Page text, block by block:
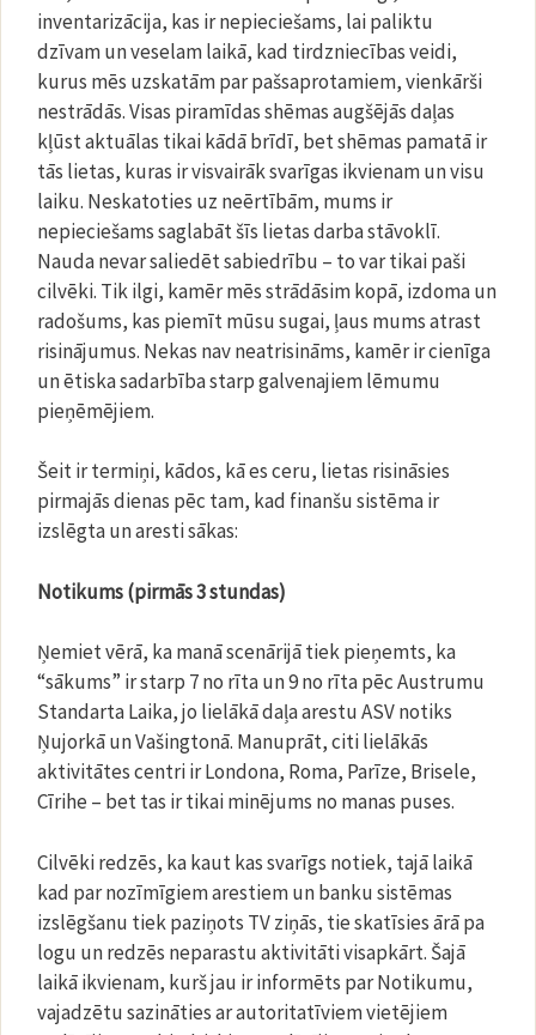
inventarizācija, kas ir nepieciešams, lai paliktu
dzīvam un veselam laikā, kad tirdzniecības veidi,
kurus mēs uzskatām par pašsaprotamiem, vienkārši
nestrādās. Visas piramīdas shēmas augšējās daļas
kļūst aktuālas tikai kādā brīdī, bet shēmas pamatā ir
tās lietas, kuras ir visvairāk svarīgas ikvienam un visu
laiku. Neskatoties uz neērtībām, mums ir
nepieciešams saglabāt šīs lietas darba stāvoklī.
Nauda nevar saliedēt sabiedrību – to var tikai paši
cilvēki. Tik ilgi, kamēr mēs strādāsim kopā, izdoma un
radošums, kas piemīt mūsu sugai, ļaus mums atrast
risinājumus. Nekas nav neatrisināms, kamēr ir cienīga
un ētiska sadarbība starp galvenajiem lēmumu
pieņēmējiem.
Šeit ir termiņi, kādos, kā es ceru, lietas risināsies
pirmajās dienas pēc tam, kad finanšu sistēma ir
izslēgta un aresti sākas:
Notikums (pirmās 3 stundas)
Ņemiet vērā, ka manā scenārijā tiek pieņemts, ka
“sākums” ir starp 7 no rīta un 9 no rīta pēc Austrumu
Standarta Laika, jo lielākā daļa arestu ASV notiks
Ņujorkā un Vašingtonā. Manuprāt, citi lielākās
aktivitātes centri ir Londona, Roma, Parīze, Brisele,
Cīrihe – bet tas ir tikai minējums no manas puses.
Cilvēki redzēs, ka kaut kas svarīgs notiek, tajā laikā
kad par nozīmīgiem arestiem un banku sistēmas
izslēgšanu tiek paziņots TV ziņās, tie skatīsies ārā pa
logu un redzēs neparastu aktivitāti visapkārt. Šajā
laikā ikvienam, kurš jau ir informēts par Notikumu,
vajadzētu sazināties ar autoritatīviem vietējiem